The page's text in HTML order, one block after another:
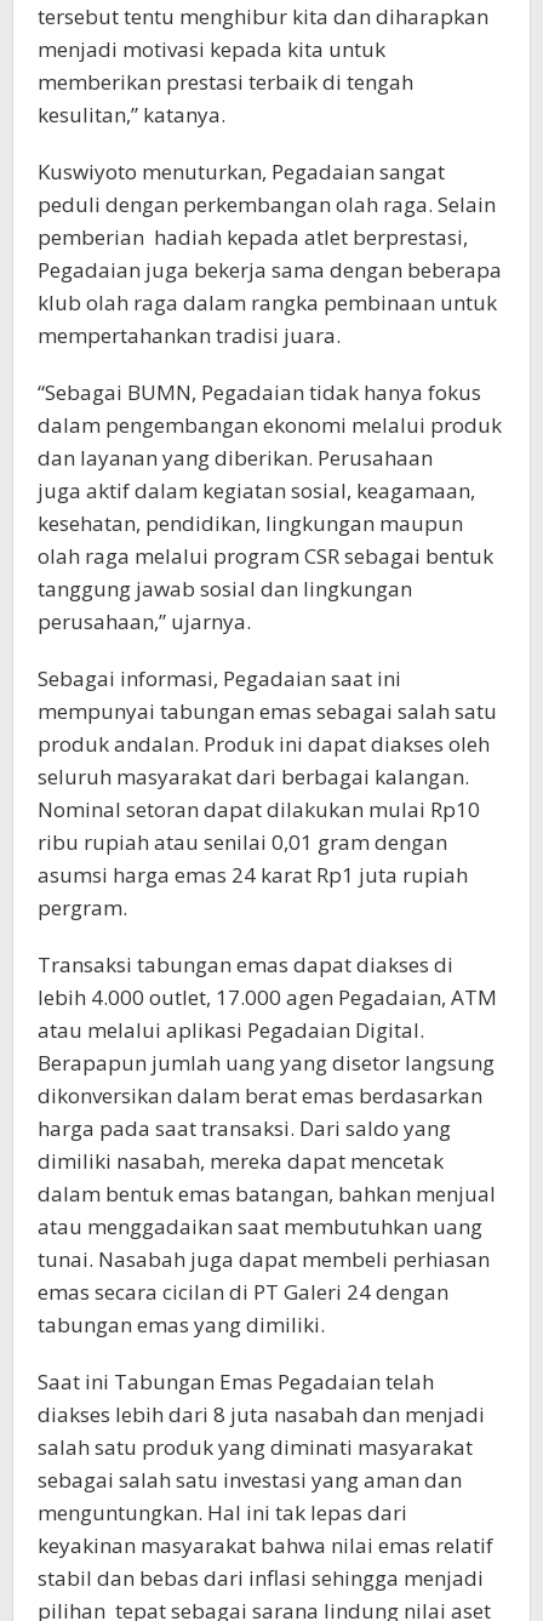
tersebut tentu menghibur kita dan diharapkan
menjadi motivasi kepada kita untuk
memberikan prestasi terbaik di tengah
kesulitan,” katanya.
Kuswiyoto menuturkan, Pegadaian sangat
peduli dengan perkembangan olah raga. Selain
pemberian hadiah kepada atlet berprestasi,
Pegadaian juga bekerja sama dengan beberapa
klub olah raga dalam rangka pembinaan untuk
mempertahankan tradisi juara.
“Sebagai BUMN, Pegadaian tidak hanya fokus
dalam pengembangan ekonomi melalui produk
dan layanan yang diberikan. Perusahaan
juga aktif dalam kegiatan sosial, keagamaan,
kesehatan, pendidikan, lingkungan maupun
olah raga melalui program CSR sebagai bentuk
tanggung jawab sosial dan lingkungan
perusahaan,” ujarnya.
Sebagai informasi, Pegadaian saat ini
mempunyai tabungan emas sebagai salah satu
produk andalan. Produk ini dapat diakses oleh
seluruh masyarakat dari berbagai kalangan.
Nominal setoran dapat dilakukan mulai Rp10
ribu rupiah atau senilai 0,01 gram dengan
asumsi harga emas 24 karat Rp1 juta rupiah
pergram.
Transaksi tabungan emas dapat diakses di
lebih 4.000 outlet, 17.000 agen Pegadaian, ATM
atau melalui aplikasi Pegadaian Digital.
Berapapun jumlah uang yang disetor langsung
dikonversikan dalam berat emas berdasarkan
harga pada saat transaksi. Dari saldo yang
dimiliki nasabah, mereka dapat mencetak
dalam bentuk emas batangan, bahkan menjual
atau menggadaikan saat membutuhkan uang
tunai. Nasabah juga dapat membeli perhiasan
emas secara cicilan di PT Galeri 24 dengan
tabungan emas yang dimiliki.
Saat ini Tabungan Emas Pegadaian telah
diakses lebih dari 8 juta nasabah dan menjadi
salah satu produk yang diminati masyarakat
sebagai salah satu investasi yang aman dan
menguntungkan. Hal ini tak lepas dari
keyakinan masyarakat bahwa nilai emas relatif
stabil dan bebas dari inflasi sehingga menjadi
pilihan tepat sebagai sarana lindung nilai aset